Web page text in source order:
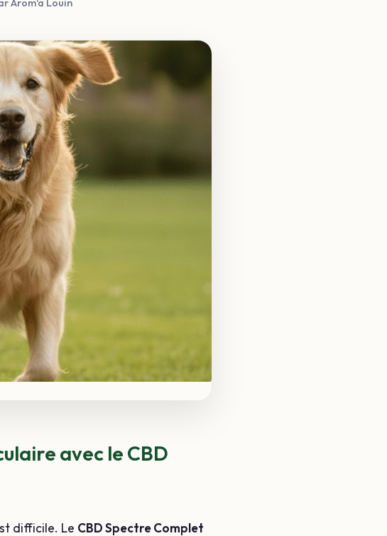
Arom'a Louin
avec le CBD
difficile. Le CBD Spectre Complet